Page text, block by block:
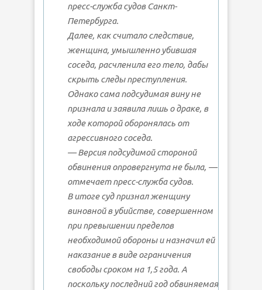
пресс-служба судов Санкт-
Петербурга.
Далее, как считало следствие,
женщина, умышленно убившая
соседа, расчленила его тело, дабы
скрыть следы преступления.
Однако сама подсудимая вину не
признала и заявила лишь о драке, в
ходе которой оборонялась от
агрессивного соседа.
— Версия подсудимой стороной
обвинения опровергнута не была, —
отмечает пресс-служба судов.
В итоге суд признал женщину
виновной в убийстве, совершенном
при превышении пределов
необходимой обороны и назначил ей
наказание в виде ограничения
свободы сроком на 1,5 года. А
поскольку последний год обвиняемая